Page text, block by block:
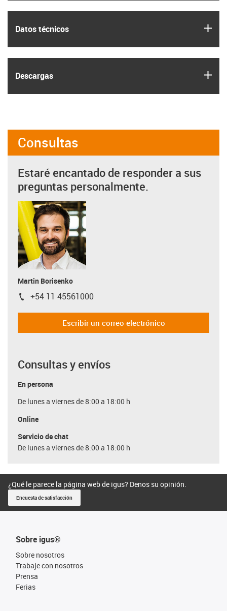
Datos técnicos
Descargas
Consultas
Estaré encantado de responder a sus
preguntas personalmente.
Martin Borisenko
igus-icon-phone
+54 11 45561000
Escribir un correo electrónico
Consultas y envíos
En persona
De lunes a viernes de 8:00 a 18:00 h
Online
Servicio de chat
De lunes a viernes de 8:00 a 18:00 h
¿Qué le parece la página web de igus? Denos su opinión.
Encuesta de satisfacción
Sobre igus®
Sobre nosotros
Trabaje con nosotros
Prensa
Ferias